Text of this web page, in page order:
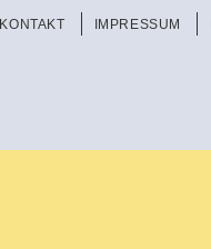
KONTAKT IMPRESSUM